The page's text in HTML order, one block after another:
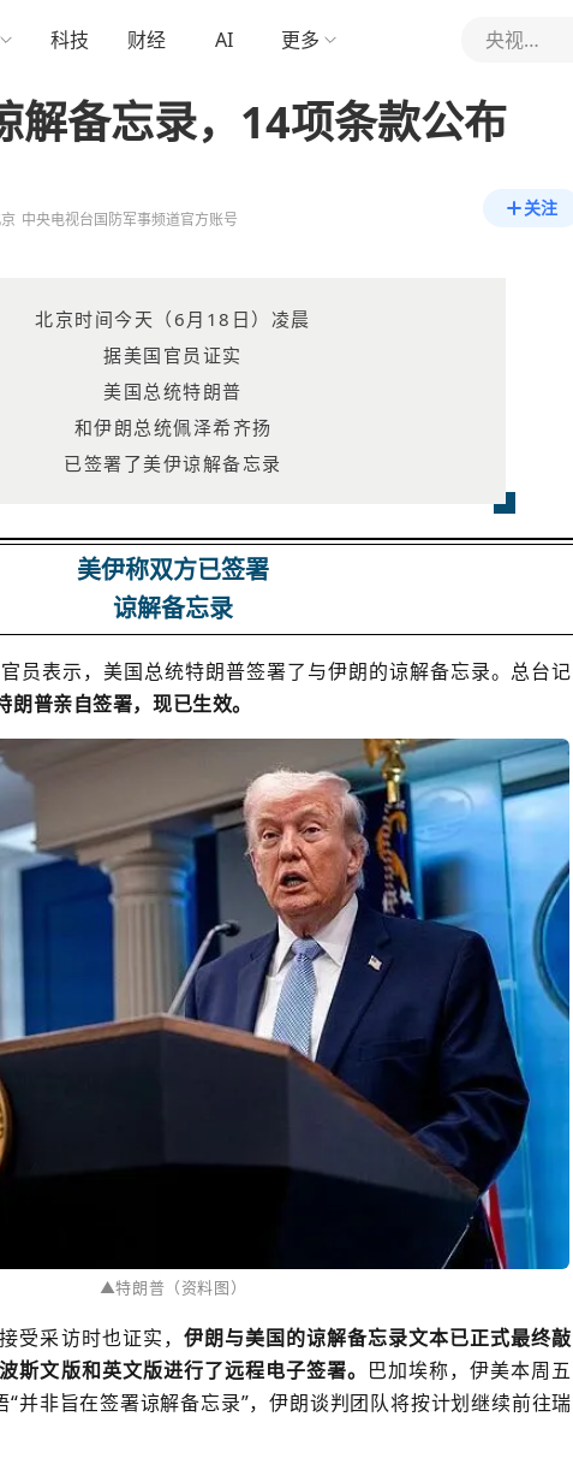
科技 财经 AI 更多 央视军事
解备忘录，14项条款公布
中央电视台国防军事频道官方账号
关注
北京时间今天（6月18日）凌晨
据美国官员证实
美国总统特朗普
和伊朗总统佩泽希齐扬
已签署了美伊谅解备忘录
美伊称双方已签署
谅解备忘录
员表示，美国总统特朗普签署了与伊朗的谅解备忘录。总台记
朗普亲自签署，现已生效。
▲特朗普（资料图）
受采访时也证实， 伊朗与美国的谅解备忘录文本已正式最终敲
斯文版和英文版进行了远程电子签署。 巴加埃称，伊美本周五
“并非旨在签署谅解备忘录”，伊朗谈判团队将按计划继续前往瑞